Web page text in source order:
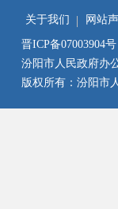
关于我们 网站
晋ICP备07003904号
汾阳市人民政府办
版权所有：汾阳市